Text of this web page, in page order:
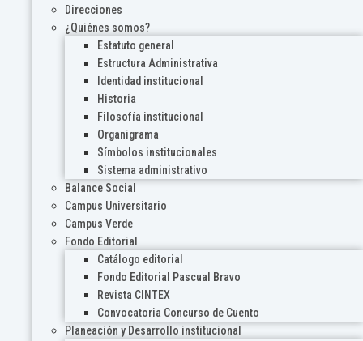
Direcciones
¿Quiénes somos?
Estatuto general
Estructura Administrativa
Identidad institucional
Historia
Filosofía institucional
Organigrama
Símbolos institucionales
Sistema administrativo
Balance Social
Campus Universitario
Campus Verde
Fondo Editorial
Catálogo editorial
Fondo Editorial Pascual Bravo
Revista CINTEX
Convocatoria Concurso de Cuento
Planeación y Desarrollo institucional